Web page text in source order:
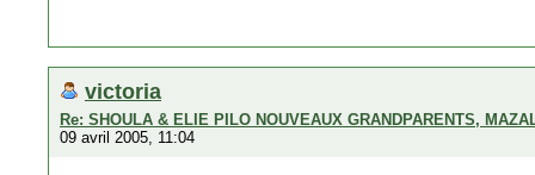
victoria
Re: SHOULA & ELIE PILO NOUVEAUX GRANDPARENTS,
09 avril 2005, 11:04